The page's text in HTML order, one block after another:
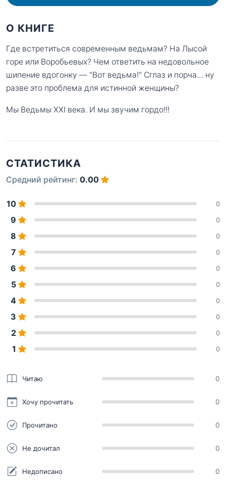
О КНИГЕ
Где встретиться современным ведьмам? На Лысой
горе или Воробьевых? Чем ответить на недовольное
шипение вдогонку — "Вот ведьма!" Сглаз и порча… ну
разве это проблема для истинной женщины?
Мы Ведьмы XXI века. И мы звучим гордо!!!
СТАТИСТИКА
Средний рейтинг: 0.00
10 0
9 0
8 0
7 0
6 0
5 0
4 0
3 0
2 0
1 0
Читаю 0
Хочу прочитать 0
Прочитано 0
Не дочитал 0
Недописано 0